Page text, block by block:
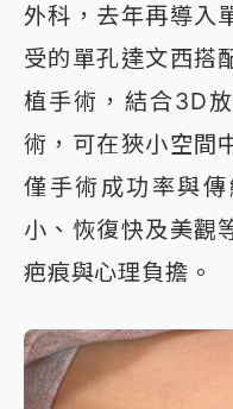
外科，去年再導入
受的單孔達文西搭
植手術，結合3D
術，可在狹小空間
僅手術成功率與
小、恢復快及美觀
疤痕與心理負擔。